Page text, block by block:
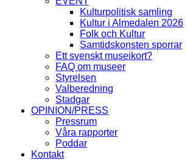
Kulturpolitisk samling
Kultur i Almedalen 2026
Folk och Kultur
Samtidskonsten sporrar
Ett svenskt museikort?
FAQ om museer
Styrelsen
Valberedning
Stadgar
OPINION/PRESS
Pressrum
Våra rapporter
Poddar
Kontakt